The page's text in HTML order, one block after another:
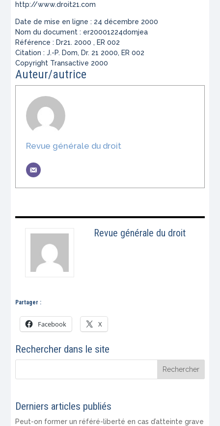
http://www.droit21.com
Date de mise en ligne : 24 décembre 2000
Nom du document : er20001224domjea
Référence : Dr21. 2000 , ER 002
Citation : J.-P. Dom, Dr. 21 2000, ER 002
Copyright Transactive 2000
Auteur/autrice
Revue générale du droit
Revue générale du droit
Partager :
Facebook X
Rechercher dans le site
Derniers articles publiés
Peut-on former un référé-liberté en cas d’atteinte grave